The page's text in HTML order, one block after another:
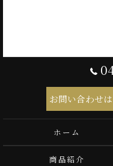
お問い合わせ
ホーム
商品紹介